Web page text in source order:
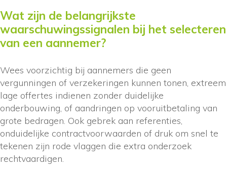
Wat zijn de belangrijkste
waarschuwingssignalen bij het selecteren
van een aannemer?
Wees voorzichtig bij aannemers die geen
vergunningen of verzekeringen kunnen tonen, extreem
lage offertes indienen zonder duidelijke
onderbouwing, of aandringen op vooruitbetaling van
grote bedragen. Ook gebrek aan referenties,
onduidelijke contractvoorwaarden of druk om snel te
tekenen zijn rode vlaggen die extra onderzoek
rechtvaardigen.